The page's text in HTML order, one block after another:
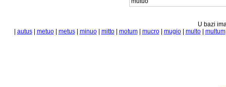
U bazi
autus| metuo| metus| minuo| mitto| motum| mucro| mugio| multo| multum